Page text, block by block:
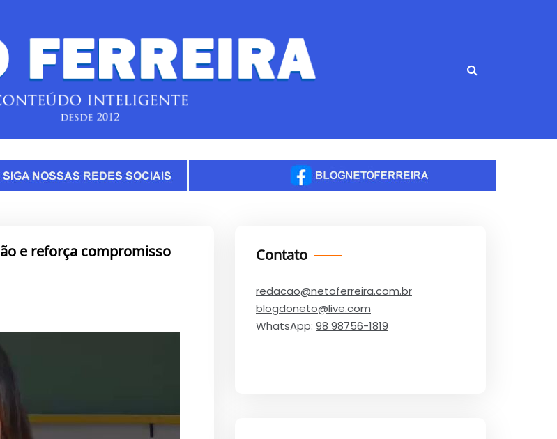
e reforça compromisso
Contato
redacao@netoferreira.com.br
blogdoneto@live.com
WhatsApp: 98 98756-1819